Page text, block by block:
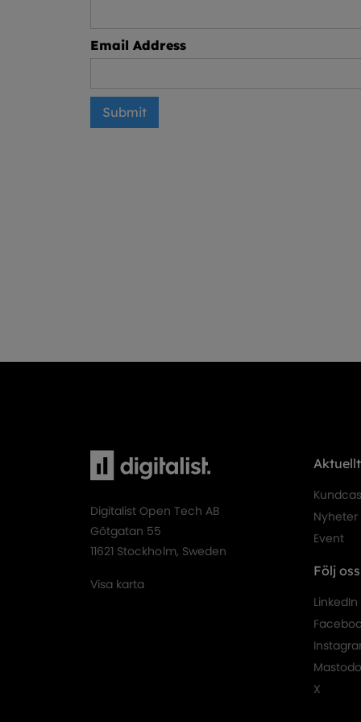
Email Address
Digitalist Open Tech AB
Götgatan 55
11621 Stockholm, Sweden
Visa karta
Aktuellt
Nyheter
Event
Följ oss
LinkedIn
X